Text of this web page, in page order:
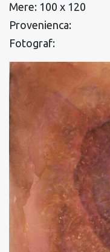
Mere: 100 x 120
Provenienca:
Fotograf: